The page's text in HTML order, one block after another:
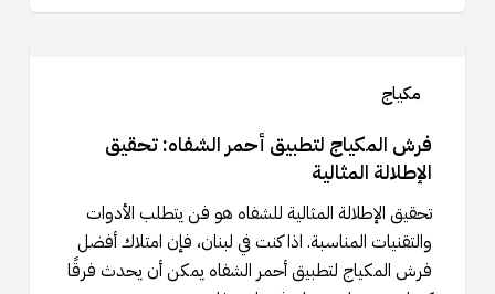
الشفاه:
الإطلالة
المثالية
مكياج
فرش المكياج لتطبيق أحمر الشفاه: تحقيق
الإطلالة المثالية
تحقيق الإطلالة المثالية للشفاه هو فن يتطلب الأدوات
والتقنيات المناسبة. اذا كنت في لبنان، فإن امتلاك أفضل
فرش المكياج لتطبيق أحمر الشفاه يمكن أن يحدث فرقًا